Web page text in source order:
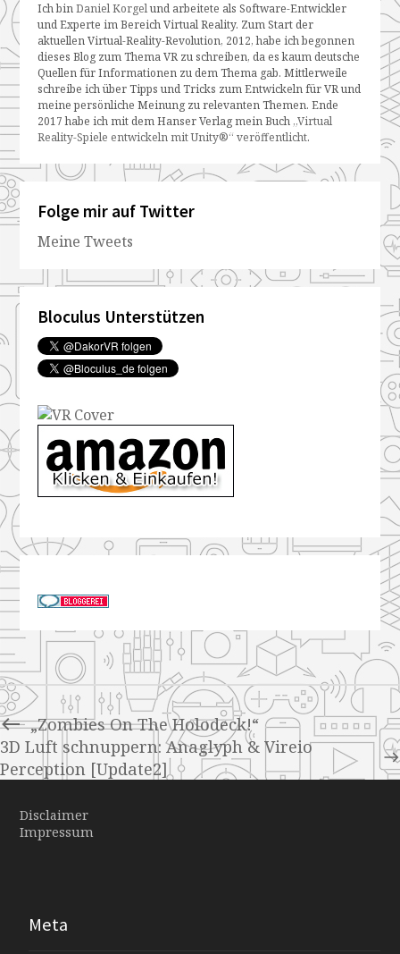
Ich binDaniel Korgelund arbeitete als Software-Entwickler
und Experte im Bereich Virtual Reality. Zum Start der
aktuellen Virtual-Reality-Revolution, 2012, habe ich begonnen
dieses Blog zum Thema VR zu schreiben, da es kaum deutsche
Quellen für Informationen zu dem Thema gab. Mittlerweile
schreibe ich über Tipps und Tricks zum Entwickeln für VR und
meine persönliche Meinung zu relevanten Themen. Ende
2017 habe ich mit dem Hanser Verlag mein Buch „Virtual
Reality-Spiele entwickeln mit Unity®“ veröffentlicht.
Folge mir auf Twitter
Meine Tweets
Bloculus Unterstützen
„Zombies On The Holodeck!“
3D Luft schnuppern: Anaglyph & Vireio
Perception [Update2]
Disclaimer
Impressum
Meta